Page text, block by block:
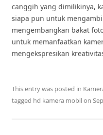
canggih yang dimilikinya,
siapa pun untuk
mengembangkan bakat
untuk memanfaatkan
mengekspresikan
This entry was posted in
tagged hd kamera mobilon